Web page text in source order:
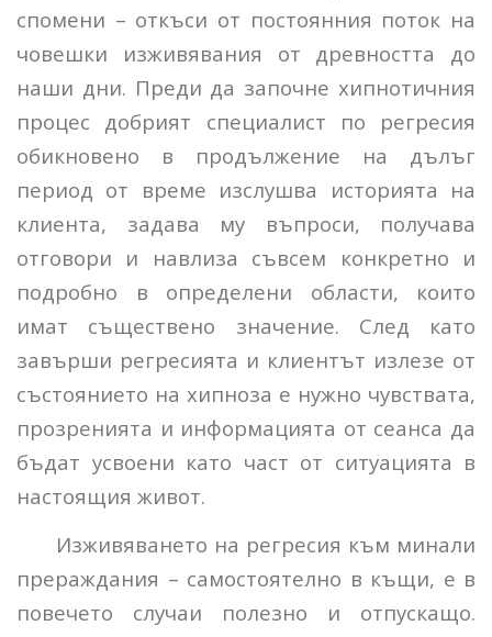
спомени – откъси от постоянния поток на
човешки изживявания от древността до
наши дни. Преди да започне хипнотичния
процес добрият специалист по регресия
обикновено в продължение на дълъг
период от време изслушва историята на
клиента, задава му въпроси, получава
отговори и навлиза съвсем конкретно и
подробно в определени области, които
имат съществено значение. След като
завърши регресията и клиентът излезе от
състоянието на хипноза е нужно чувствата,
прозренията и информацията от сеанса да
бъдат усвоени като част от ситуацията в
настоящия живот.
Изживяването на регресия към минали
прераждания – самостоятелно в къщи, е в
повечето случаи полезно и отпускащо.